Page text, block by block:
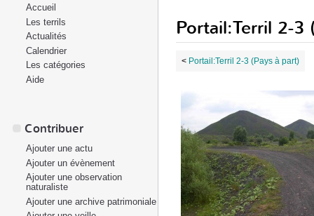
Portail:Terril 2-3
< Portail:Terril 2-3 (Pays à part)
Accueil
Les terrils
Actualités
Calendrier
Les catégories
Aide
Contribuer
Ajouter une actu
Ajouter un évènement
Ajouter une observation
naturaliste
Ajouter une archive patrimoniale